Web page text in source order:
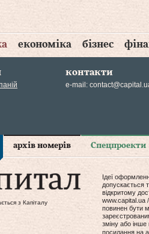
економіка бізнес
контакти
e-mail:
архів номерів Спецпроекти
з Капіталу
Ідеї
допускається
відкритому
www.capital.ua
повинен бути
зміну або інше
посилання на